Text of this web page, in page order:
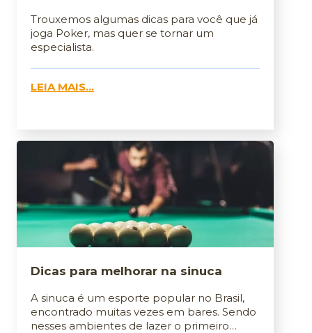
Trouxemos algumas dicas para você que já
joga Poker, mas quer se tornar um
especialista.
LEIA MAIS...
Dicas para melhorar na sinuca
A sinuca é um esporte popular no Brasil,
encontrado muitas vezes em bares. Sendo
nesses ambientes de lazer o primeiro